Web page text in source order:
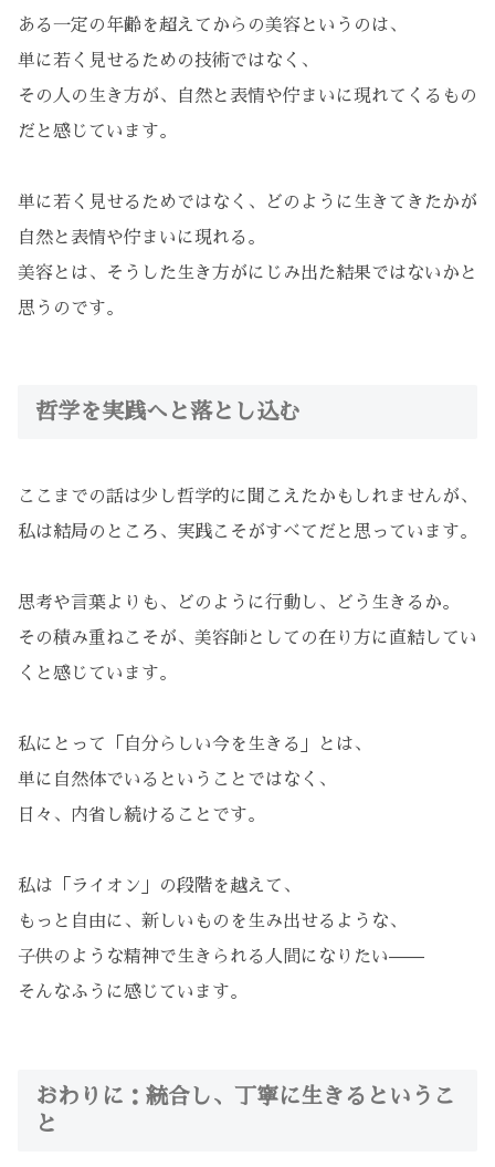
ある一定の年齢を超えてからの美容というのは、
単に若く見せるための技術ではなく、
その人の生き方が、自然と表情や佇まいに現れてくるもの
だと感じています。
単に若く見せるためではなく、どのように生きてきたかが
自然と表情や佇まいに現れる。
美容とは、そうした生き方がにじみ出た結果ではないかと
思うのです。
哲学を実践へと落とし込む
ここまでの話は少し哲学的に聞こえたかもしれませんが、
私は結局のところ、実践こそがすべてだと思っています。
思考や言葉よりも、どのように行動し、どう生きるか。
その積み重ねこそが、美容師としての在り方に直結してい
くと感じています。
私にとって「自分らしい今を生きる」とは、
単に自然体でいるということではなく、
日々、内省し続けることです。
私は「ライオン」の段階を越えて、
もっと自由に、新しいものを生み出せるような、
子供のような精神で生きられる人間になりたい——
そんなふうに感じています。
おわりに：統合し、丁寧に生きるというこ
と